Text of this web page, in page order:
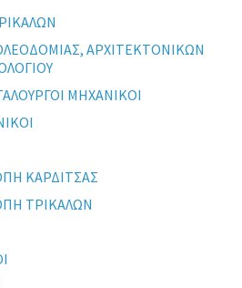
ΑΡΧΙΤΕΚΤΟΝΙΚΩΝ
ΜΗΧΑΝΙΚΟΙ
ΚΑΡΔΙΤΣΑΣ
ΤΡΙΚΑΛΩΝ